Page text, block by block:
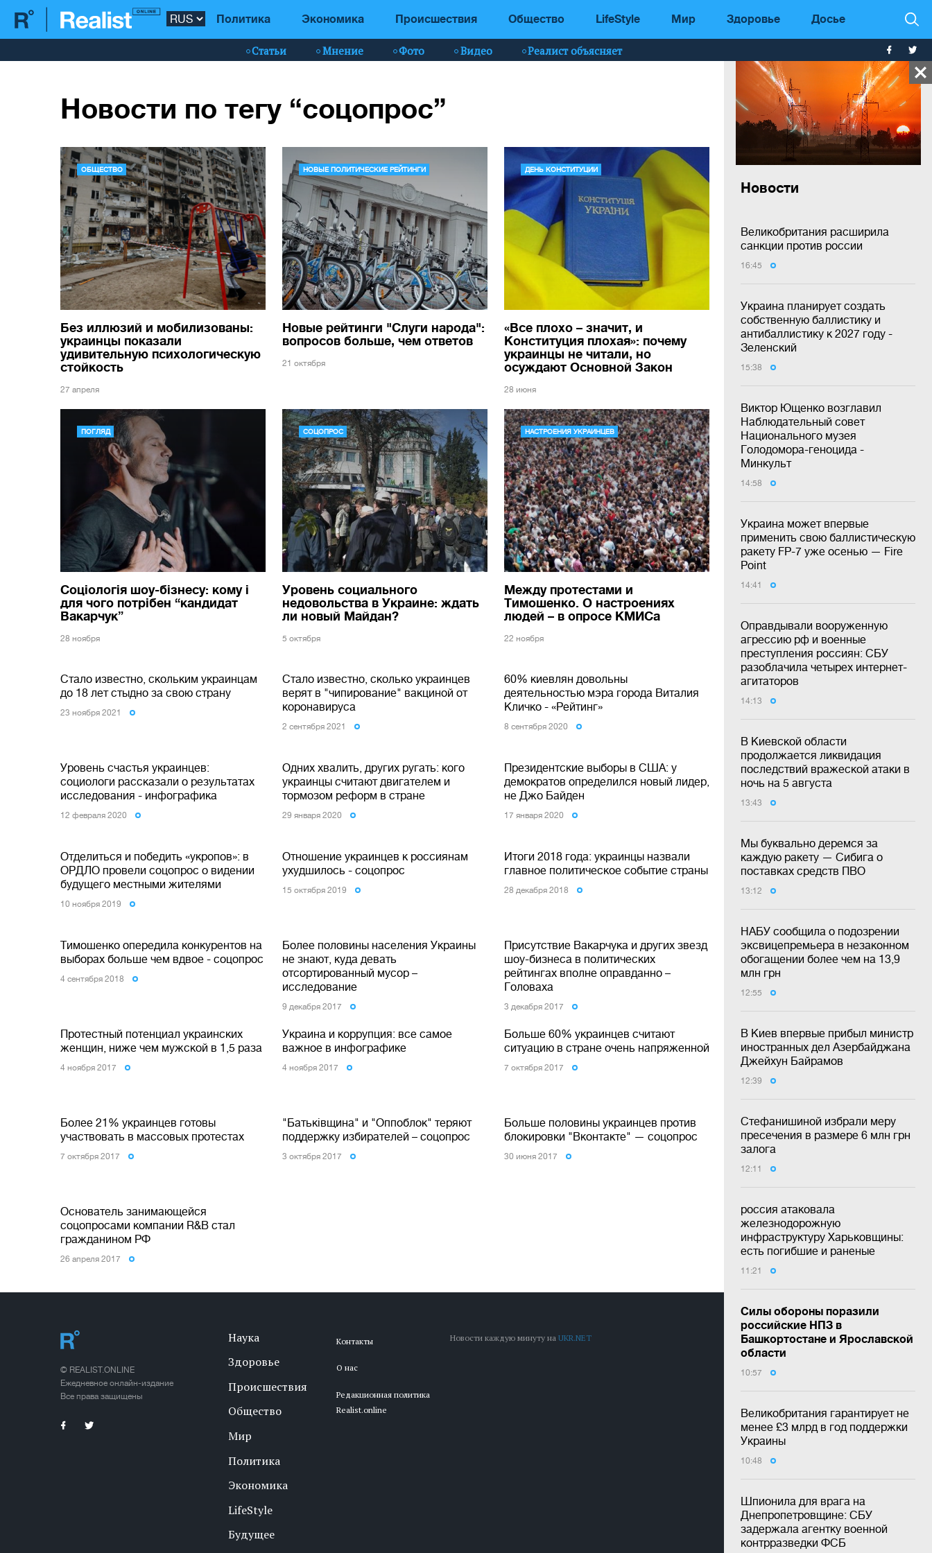
Политика Экономика Происшествия Общество LifeStyle Мир Здоровье Досье
Статьи Мнение Фото Видео Реалист объясняет
Новости
Великобритания расширила
санкции против россии
16:45
Украина планирует создать
собственную баллистику и
антибаллистику к 2027 году -
Зеленский
15:38
Виктор Ющенко возглавил
Наблюдательный совет
Национального музея
Голодомора-геноцида -
Минкульт
14:58
Украина может впервые
применить свою баллистическую
ракету FP-7 уже осенью — Fire
Point
14:41
Оправдывали вооруженную
агрессию рф и военные
преступления россиян: СБУ
разоблачила четырех интернет-
агитаторов
14:13
В Киевской области
продолжается ликвидация
последствий вражеской атаки в
ночь на 5 августа
13:43
Мы буквально деремся за
каждую ракету — Сибига о
поставках средств ПВО
13:12
НАБУ сообщила о подозрении
эксвицепремьера в незаконном
обогащении более чем на 13,9
млн грн
12:55
В Киев впервые прибыл министр
иностранных дел Азербайджана
Джейхун Байрамов
12:39
Стефанишиной избрали меру
пресечения в размере 6 млн грн
залога
12:11
россия атаковала
железнодорожную
инфраструктуру Харьковщины:
есть погибшие и раненые
11:21
Силы обороны поразили
российские НПЗ в
Башкортостане и Ярославской
области
10:57
Великобритания гарантирует не
менее £3 млрд в год поддержки
Украины
10:48
Шпионила для врага на
Днепропетровщине: СБУ
задержала агентку военной
контрразведки ФСБ
Новости по тегу “соцопрос”
ОБЩЕСТВО
Без иллюзий и мобилизованы:
украинцы показали
удивительную психологическую
стойкость
27 апреля
НОВЫЕ ПОЛИТИЧЕСКИЕ РЕЙТИНГИ
Новые рейтинги "Слуги народа":
вопросов больше, чем ответов
21 октября
ДЕНЬ КОНСТИТУЦИИ
«Все плохо – значит, и
Конституция плохая»: почему
украинцы не читали, но
осуждают Основной Закон
28 июня
ПОГЛЯД
Соціологія шоу-бізнесу: кому і
для чого потрібен “кандидат
Вакарчук”
28 ноября
СОЦОПРОС
Уровень социального
недовольства в Украине: ждать
ли новый Майдан?
5 октября
НАСТРОЕНИЯ УКРАИНЦЕВ
Между протестами и
Тимошенко. О настроениях
людей – в опросе КМИСа
22 ноября
Стало известно, скольким украинцам
до 18 лет стыдно за свою страну
23 ноября 2021
Стало известно, сколько украинцев
верят в "чипирование" вакциной от
коронавируса
2 сентября 2021
60% киевлян довольны
деятельностью мэра города Виталия
Кличко - «Рейтинг»
8 сентября 2020
Уровень счастья украинцев:
социологи рассказали о результатах
исследования - инфографика
12 февраля 2020
Одних хвалить, других ругать: кого
украинцы считают двигателем и
тормозом реформ в стране
29 января 2020
Президентские выборы в США: у
демократов определился новый лидер,
не Джо Байден
17 января 2020
Отделиться и победить «укропов»: в
ОРДЛО провели соцопрос о видении
будущего местными жителями
10 ноября 2019
Отношение украинцев к россиянам
ухудшилось - соцопрос
15 октября 2019
Итоги 2018 года: украинцы назвали
главное политическое событие страны
28 декабря 2018
Тимошенко опередила конкурентов на
выборах больше чем вдвое - соцопрос
4 сентября 2018
Более половины населения Украины
не знают, куда девать
отсортированный мусор –
исследование
9 декабря 2017
Присутствие Вакарчука и других звезд
шоу-бизнеса в политических
рейтингах вполне оправданно –
Головаха
3 декабря 2017
Протестный потенциал украинских
женщин, ниже чем мужской в 1,5 раза
4 ноября 2017
Украина и коррупция: все самое
важное в инфографике
4 ноября 2017
Больше 60% украинцев считают
ситуацию в стране очень напряженной
7 октября 2017
Более 21% украинцев готовы
участвовать в массовых протестах
7 октября 2017
"Батьківщина" и "Оппоблок" теряют
поддержку избирателей – соцопрос
3 октября 2017
Больше половины украинцев против
блокировки "Вконтакте" — соцопрос
30 июня 2017
Основатель занимающейся
соцопросами компании R&B стал
гражданином РФ
26 апреля 2017
© REALIST.ONLINE
Ежедневное онлайн-издание
Все права защищены
Наука
Здоровье
Происшествия
Общество
Мир
Политика
Экономика
LifeStyle
Будущее
Контакты
О нас
Редакционная политика
Realist.online
Новости каждую минуту наUKR.NET